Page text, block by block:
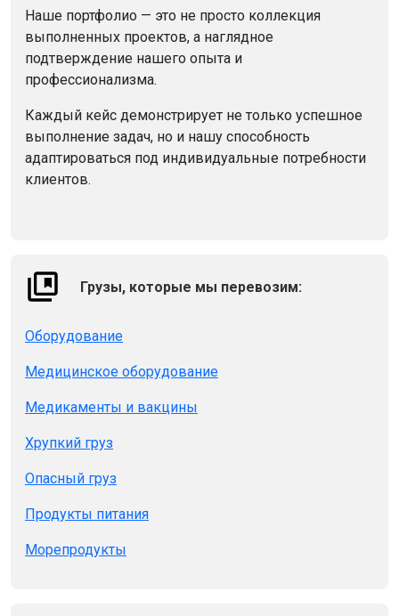
Наше портфолио — это не просто коллекция
выполненных проектов, а наглядное
подтверждение нашего опыта и
профессионализма.
Каждый кейс демонстрирует не только успешное
выполнение задач, но и нашу способность
адаптироваться под индивидуальные потребности
клиентов.
Грузы, которые мы перевозим:
Оборудование
Медицинское оборудование
Медикаменты и вакцины
Хрупкий груз
Опасный груз
Продукты питания
Морепродукты